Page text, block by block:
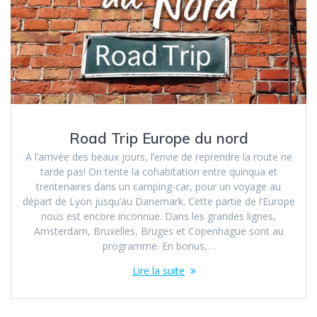
Road Trip Europe du nord
A l’arrivée des beaux jours, l’envie de reprendre la route ne
tarde pas! On tente la cohabitation entre quinqua et
trentenaires dans un camping-car, pour un voyage au
départ de Lyon jusqu’au Danemark. Cette partie de l’Europe
nous est encore inconnue. Dans les grandes lignes,
Amsterdam, Bruxelles, Bruges et Copenhague sont au
programme. En bonus,…
Lire la suite